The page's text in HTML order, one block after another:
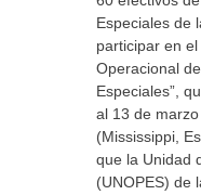
Especiales de
participar en el
Operacional
Especiales”,
al 13 de
(Mississippi,
que la Unidad
(UNOPES) de